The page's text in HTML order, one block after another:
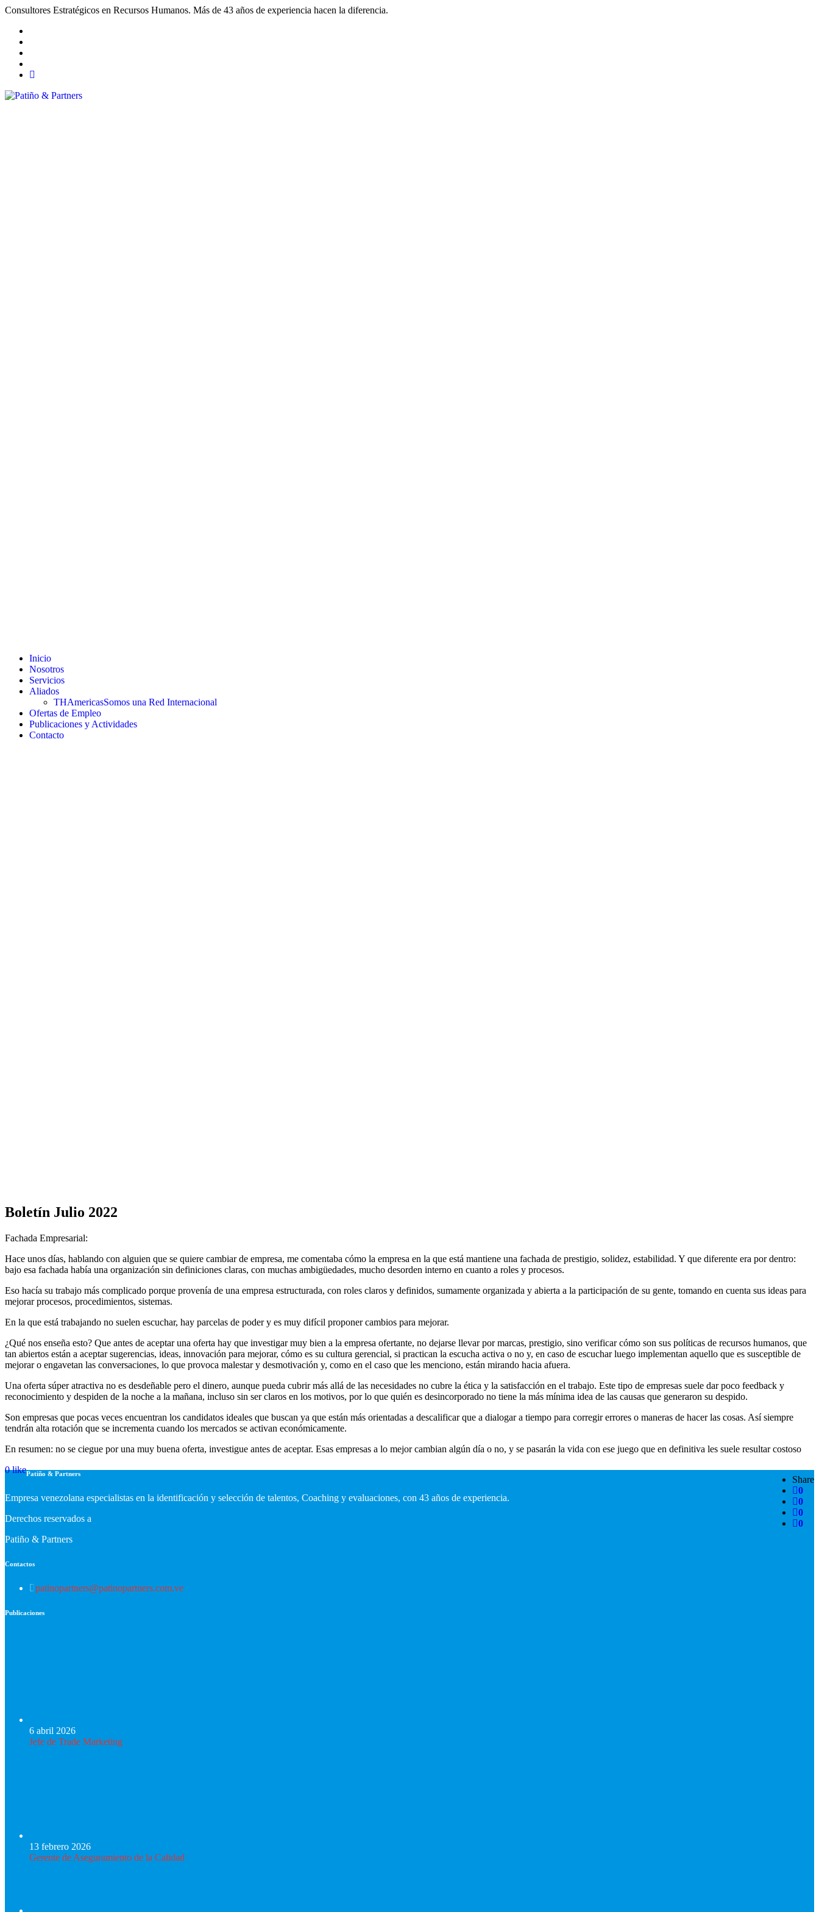
Consultores Estratégicos en Recursos Humanos. Más de 43 años de experiencia hacen la diferencia.
Inicio
Nosotros
Servicios
Aliados
THAmericasSomos una Red Internacional
Ofertas de Empleo
Publicaciones y Actividades
Contacto
Boletín Julio 2022
Fachada Empresarial:
Hace unos días, hablando con alguien que se quiere cambiar de empresa, me comentaba cómo la empresa en la que está mantiene una fachada de prestigio, solidez, estabilidad. Y que diferente era por dentro:
bajo esa fachada había una organización sin definiciones claras, con muchas ambigüedades, mucho desorden interno en cuanto a roles y procesos.
Eso hacía su trabajo más complicado porque provenía de una empresa estructurada, con roles claros y definidos, sumamente organizada y abierta a la participación de su gente, tomando en cuenta sus ideas para
mejorar procesos, procedimientos, sistemas.
En la que está trabajando no suelen escuchar, hay parcelas de poder y es muy difícil proponer cambios para mejorar.
¿Qué nos enseña esto? Que antes de aceptar una oferta hay que investigar muy bien a la empresa ofertante, no dejarse llevar por marcas, prestigio, sino verificar cómo son sus políticas de recursos humanos, que
tan abiertos están a aceptar sugerencias, ideas, innovación para mejorar, cómo es su cultura gerencial, si practican la escucha activa o no y, en caso de escuchar luego implementan aquello que es susceptible de
mejorar o engavetan las conversaciones, lo que provoca malestar y desmotivación y, como en el caso que les menciono, están mirando hacia afuera.
Una oferta súper atractiva no es desdeñable pero el dinero, aunque pueda cubrir más allá de las necesidades no cubre la ética y la satisfacción en el trabajo. Este tipo de empresas suele dar poco feedback y
reconocimiento y despiden de la noche a la mañana, incluso sin ser claros en los motivos, por lo que quién es desincorporado no tiene la más mínima idea de las causas que generaron su despido.
Son empresas que pocas veces encuentran los candidatos ideales que buscan ya que están más orientadas a descalificar que a dialogar a tiempo para corregir errores o maneras de hacer las cosas. Así siempre
tendrán alta rotación que se incrementa cuando los mercados se activan económicamente.
En resumen: no se ciegue por una muy buena oferta, investigue antes de aceptar. Esas empresas a lo mejor cambian algún día o no, y se pasarán la vida con ese juego que en definitiva les suele resultar costoso
0like
Share
0
0
0
0
Patiño & Partners
Empresa venezolana especialistas en la identificación y selección de talentos, Coaching y evaluaciones, con 43 años de experiencia.
Derechos reservados a
Patiño & Partners
Contactos
patinopartners@patinopartners.com.ve
Publicaciones
6 abril 2026
Jefe de Trade Marketing
13 febrero 2026
Gerente de Aseguramiento de la Calidad